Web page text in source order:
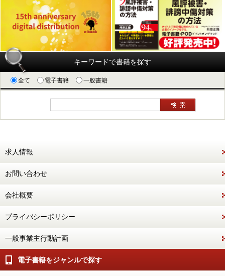
キーワードで書籍を探す
全て 電子書籍 一般書籍
求人情報
お問い合わせ
会社概要
プライバシーポリシー
一般事業主行動計画
電子書籍をジャンルで探す